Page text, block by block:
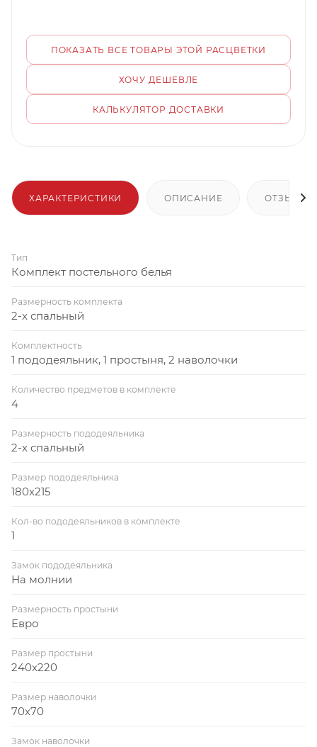
ПОКАЗАТЬ ВСЕ ТОВАРЫ ЭТОЙ РАСЦВЕТКИ
ХОЧУ ДЕШЕВЛЕ
КАЛЬКУЛЯТОР ДОСТАВКИ
ХАРАКТЕРИСТИКИ ОПИСАНИЕ ОТЗЫВЫ
Тип
Комплект постельного белья
Размерность комплекта
2-х спальный
Комплектность
1 пододеяльник, 1 простыня, 2 наволочки
Количество предметов в комплекте
4
Размерность пододеяльника
2-х спальный
Размер пододеяльника
180x215
Кол-во пододеяльников в комплекте
1
Замок пододеяльника
На молнии
Размерность простыни
Евро
Размер простыни
240x220
Размер наволочки
70x70
Замок наволочки